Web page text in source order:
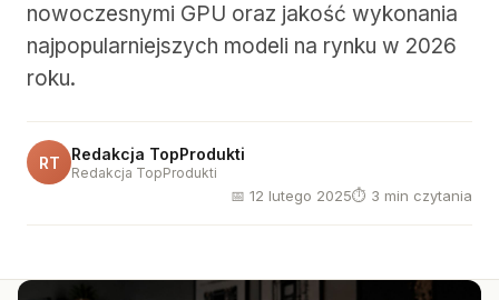
nowoczesnymi GPU oraz jakość wykonania
najpopularniejszych modeli na rynku w 2026
roku.
RT Redakcja TopProdukti
Redakcja TopProdukti
📅 12 lutego 2025⏱ 3 min czytania